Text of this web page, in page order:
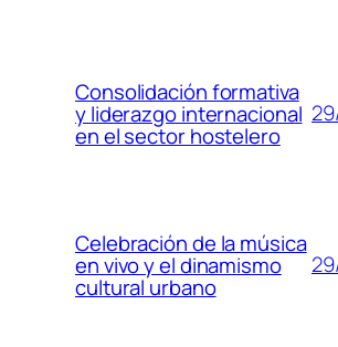
Consolidación formativa
y liderazgo internacional
en el sector hostelero
Celebración de la música
en vivo y el dinamismo
cultural urbano